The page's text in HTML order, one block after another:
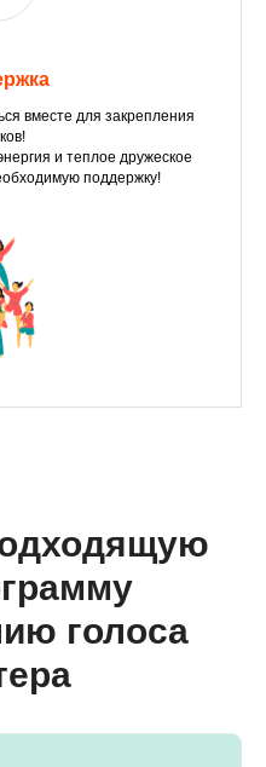
вместе для закрепления
и теплое дружеское
поддержку!
голоса